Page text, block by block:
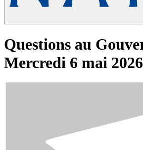
Questions au
Mercredi 6 mai 2026